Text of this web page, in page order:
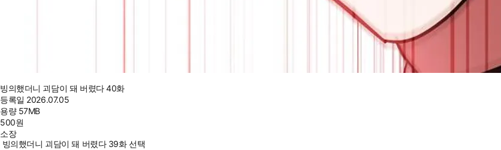
빙의했더니 괴담이 돼 버렸다 40화
등록일 2026.07.05
용량 57MB
500원
소장
빙의했더니 괴담이 돼 버렸다 39화 선택